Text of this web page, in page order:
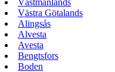
Västmanlands
Västra Götalands
Alingsås
Alvesta
Avesta
Bengtsfors
Boden